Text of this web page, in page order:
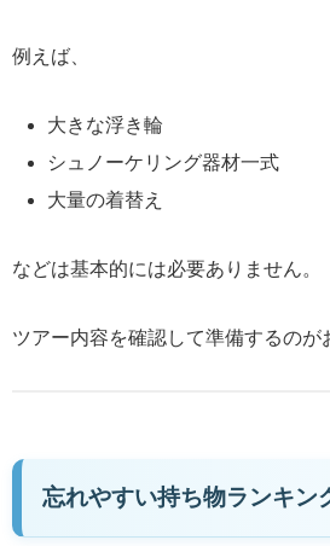
例えば、
大きな浮き輪
シュノーケリング器材一式
大量の着替え
などは基本的には必要ありません。
ツアー内容を確認して準備するのが
忘れやすい持ち物ランキン